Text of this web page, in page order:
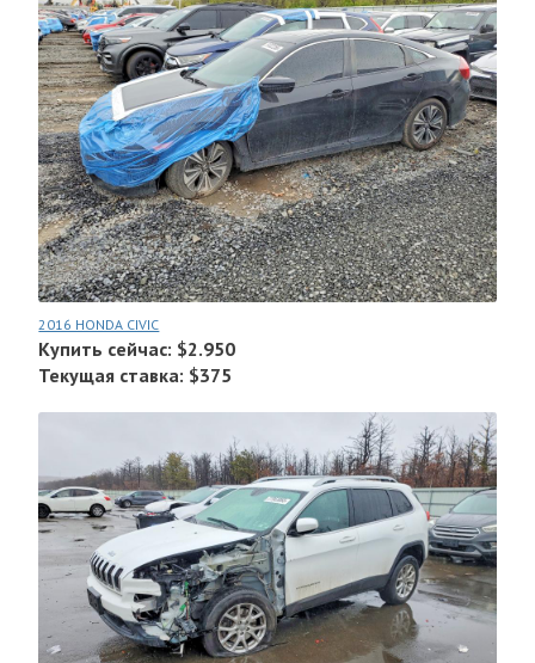
2016 HONDA CIVIC
Купить сейчас: $2.950
Текущая ставка: $375